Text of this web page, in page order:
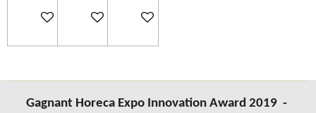
Ajouter au panierAjouter au panierAjouter au panier
Gagnant Horeca Expo Innovation Award 2019 -